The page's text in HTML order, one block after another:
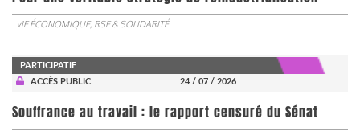
VIE ÉCONOMIQUE, RSE & SOLIDARITÉ
PARTICIPATIF
ACCÈS PUBLIC
24 / 07 / 2026
Souffrance au travail : le rapport censuré du Sénat